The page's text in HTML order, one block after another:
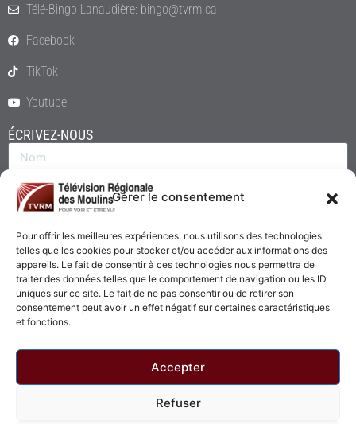
Gérer le consentement
Pour offrir les meilleures expériences, nous utilisons des technologies
telles que les cookies pour stocker et/ou accéder aux informations des
appareils. Le fait de consentir à ces technologies nous permettra de
traiter des données telles que le comportement de navigation ou les ID
uniques sur ce site. Le fait de ne pas consentir ou de retirer son
consentement peut avoir un effet négatif sur certaines caractéristiques
et fonctions.
Accepter
Refuser
Télé-Bingo Lanaudière: bingo@tvrm.ca
Facebook
TikTok
Youtube
ÉCRIVEZ-NOUS